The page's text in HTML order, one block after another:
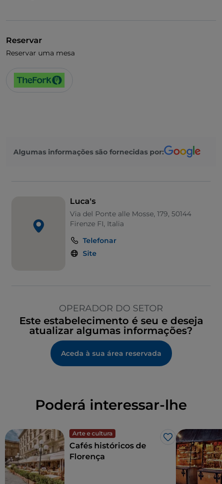
Reservar
Reservar uma mesa
Algumas informações são fornecidas por:
Luca's
Via del Ponte alle Mosse, 179, 50144
Firenze FI, Italia
Telefonar
Site
OPERADOR DO SETOR
Este estabelecimento é seu e deseja
atualizar algumas informações?
Aceda à sua área reservada
Poderá interessar-lhe
Arte e cultura
Gosto
Cafés históricos de
Florença